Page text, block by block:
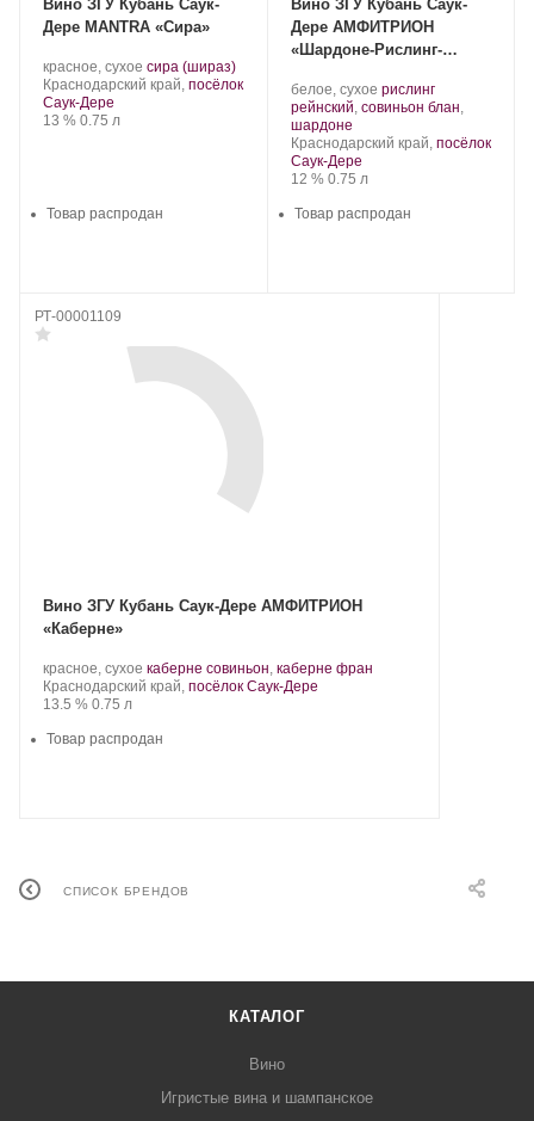
Вино ЗГУ Кубань Саук-
Дере MANTRA «Сира»
Производитель:
Саук-
Дере.
красное, сухое .
Сорт
сира (шираз).
Регион:
Краснодарский край, посёлок
Саук-Дере
Крепость
13 %. Объем
0.75 л
Товар распродан
Вино ЗГУ Кубань Саук-
Дере АМФИТРИОН
«Шардоне-Рислинг-
Производитель:
Саук-
Дере.
белое, сухое .
Сорт
рислинг
рейнский, совиньон блан,
шардоне.
Регион:
Краснодарский край, посёлок
Саук-Дере
Крепость
12 %. Объем
0.75 л
Товар распродан
РТ-00001109
Вино ЗГУ Кубань Саук-Дере АМФИТРИОН
«Каберне»
Производитель:
Саук-
Дере.
красное, сухое .
Сорт
каберне совиньон, каберне фран
Регион:
Краснодарский край, посёлок Саук-Дере
Крепость
13.5 %. Объем
0.75 л
Товар распродан
СПИСОК БРЕНДОВ
КАТАЛОГ
Вино
Игристые вина и шампанское